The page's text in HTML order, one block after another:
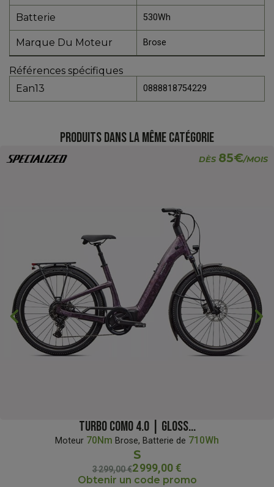
Batterie 530Wh
Marque Du Moteur Brose
Références spécifiques
Ean13
0888818754229
PRODUITS DANS LA MÊME CATÉGORIE
DÈS 85€/MOIS
TURBO COMO 4.0 | GLOSS...
Moteur 70Nm Brose, Batterie de 710Wh
S
3 299,00 €2 999,00 €
Obtenir un code promo
chevron_backward chevron_forward